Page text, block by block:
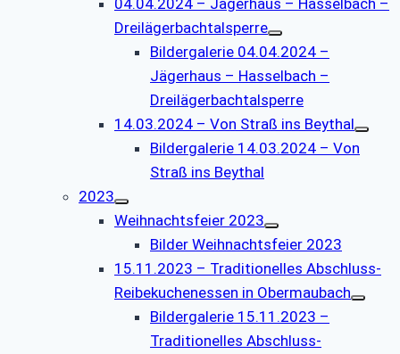
Dreilägerbachtalsperre
Bildergalerie 04.04.2024 –
Jägerhaus – Hasselbach –
Dreilägerbachtalsperre
14.03.2024 – Von Straß ins Beythal
Bildergalerie 14.03.2024 – Von
Straß ins Beythal
2023
Weihnachtsfeier 2023
Bilder Weihnachtsfeier 2023
15.11.2023 – Traditionelles Abschluss-
Reibekuchenessen in Obermaubach
Bildergalerie 15.11.2023 –
Traditionelles Abschluss-